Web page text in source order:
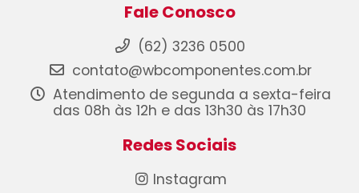
Fale Conosco
(62) 3236 0500
contato@wbcomponentes.com.br
Atendimento de segunda a sexta-feira
das 08h às 12h e das 13h30 às 17h30
Redes Sociais
Instagram